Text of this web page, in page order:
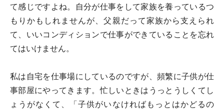
て感じですよね。自分が仕事をして家族を養っているつ
もりかもしれませんが、父親だって家族から支えられ
て、いいコンディションで仕事ができていることを忘れ
てはいけません。
私は自宅を仕事場にしているのですが、頻繁に子供が仕
事部屋にやってきます。忙しいときはうっとうしくてし
ょうがなくて、「子供がいなければもっとはかどるの